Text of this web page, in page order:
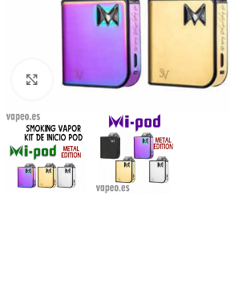
Haga Click para agrandar